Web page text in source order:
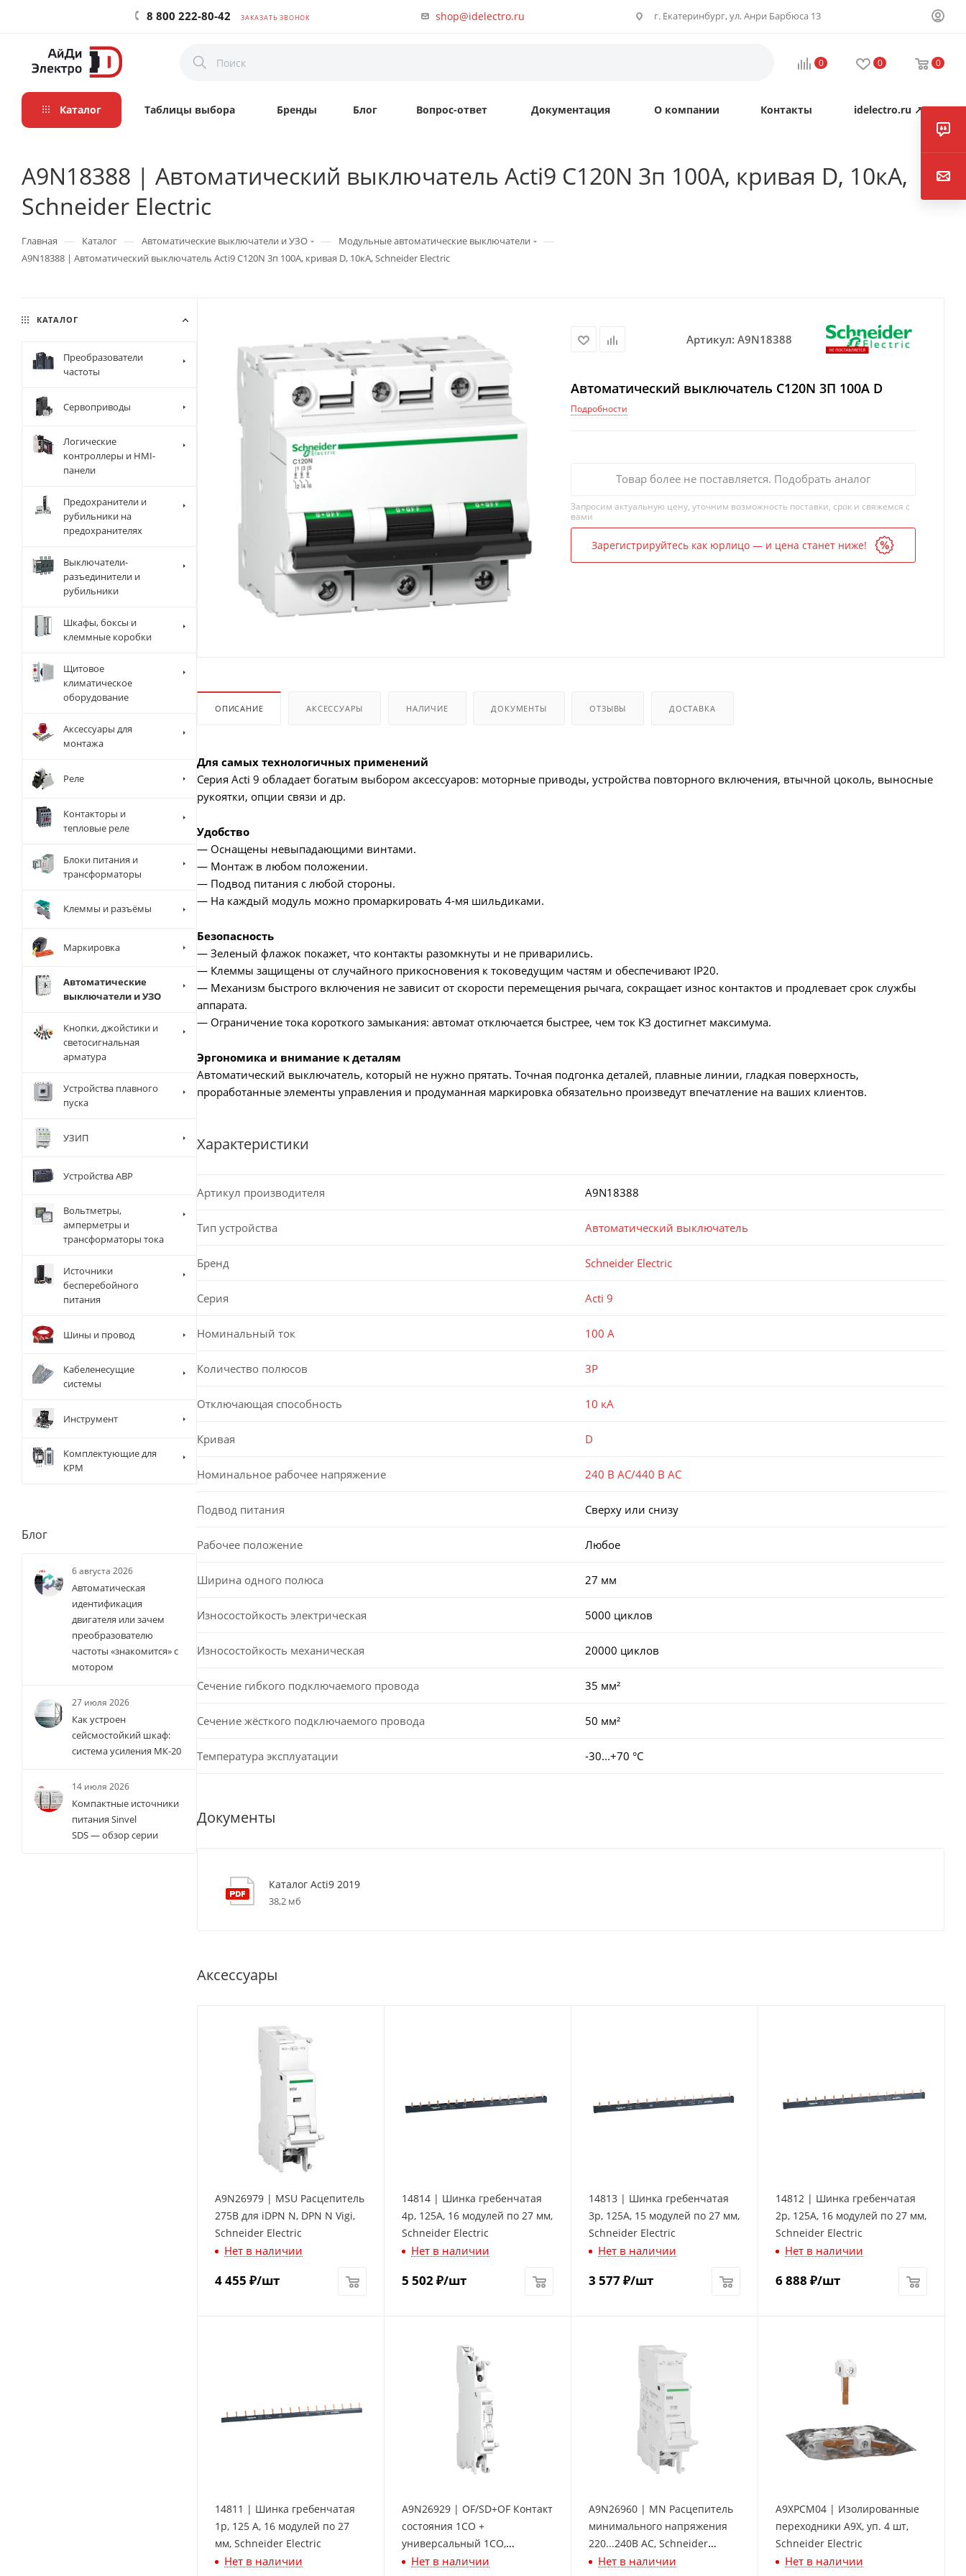
8 800 222-80-42 ЗАКАЗАТЬ ЗВОНОК shop@idelectro.ru г. Екатеринбург, ул. Анри Барбюса 13
0 0 0
Каталог Таблицы выбора Бренды Блог Вопрос-ответ Документация О компании Контакты idelectro.ru ↗
A9N18388 | Автоматический выключатель Acti9 C120N 3п 100А, кривая D, 10кА,
Schneider Electric
Главная — Каталог — Автоматические выключатели и УЗО — Модульные автоматические выключатели —
A9N18388 | Автоматический выключатель Acti9 C120N 3п 100А, кривая D, 10кА, Schneider Electric
Артикул: A9N18388
Автоматический выключатель C120N 3П 100A D
Подробности
Товар более не поставляется. Подобрать аналог
Запросим актуальную цену, уточним возможность поставки, срок и свяжемся с
вами
Зарегистрируйтесь как юрлицо — и цена станет ниже!
ОПИСАНИЕ АКСЕССУАРЫ НАЛИЧИЕ ДОКУМЕНТЫ ОТЗЫВЫ ДОСТАВКА
Для самых технологичных применений
Серия Acti 9 обладает богатым выбором аксессуаров: моторные приводы, устройства повторного включения, втычной цоколь, выносные
рукоятки, опции связи и др.
Удобство
— Оснащены невыпадающими винтами.
— Монтаж в любом положении.
— Подвод питания с любой стороны.
— На каждый модуль можно промаркировать 4-мя шильдиками.
Безопасность
— Зеленый флажок покажет, что контакты разомкнуты и не приварились.
— Клеммы защищены от случайного прикосновения к токоведущим частям и обеспечивают IP20.
— Механизм быстрого включения не зависит от скорости перемещения рычага, сокращает износ контактов и продлевает срок службы
аппарата.
— Ограничение тока короткого замыкания: автомат отключается быстрее, чем ток КЗ достигнет максимума.
Эргономика и внимание к деталям
Автоматический выключатель, который не нужно прятать. Точная подгонка деталей, плавные линии, гладкая поверхность,
проработанные элементы управления и продуманная маркировка обязательно произведут впечатление на ваших клиентов.
Характеристики
Артикул производителя A9N18388
Тип устройства Автоматический выключатель
Бренд Schneider Electric
Серия Acti 9
Номинальный ток 100 А
Количество полюсов 3P
Отключающая способность 10 кА
Кривая D
Номинальное рабочее напряжение 240 В AC/440 В AC
Подвод питания Сверху или снизу
Рабочее положение Любое
Ширина одного полюса 27 мм
Износостойкость электрическая 5000 циклов
Износостойкость механическая 20000 циклов
Сечение гибкого подключаемого провода 35 мм²
Сечение жёсткого подключаемого провода 50 мм²
Температура эксплуатации -30...+70 °С
Документы
Каталог Acti9 2019
38,2 мб
Аксессуары
A9N26979 | MSU Расцепитель
275В для iDPN N, DPN N Vigi,
Schneider Electric
Нет в наличии
4 455 ₽/шт
14814 | Шинка гребенчатая
4p, 125А, 16 модулей по 27 мм,
Schneider Electric
Нет в наличии
5 502₽/шт
14813 | Шинка гребенчатая
3p, 125А, 15 модулей по 27 мм,
Schneider Electric
Нет в наличии
3 577₽/шт
14812 | Шинка гребенчатая
2p, 125А, 16 модулей по 27 мм,
Schneider Electric
Нет в наличии
6 888 ₽/шт
14811 | Шинка гребенчатая
1p, 125 А, 16 модулей по 27
мм, Schneider Electric
Нет в наличии
A9N26929 | OF/SD+OF Контакт
состояния 1СО +
универсальный 1СО,
Schneider Electric
Нет в наличии
A9N26960 | MN Расцепитель
минимального напряжения
220...240В AC, Schneider
Electric
Нет в наличии
A9XPCM04 | Изолированные
переходники A9X, уп. 4 шт,
Schneider Electric
Нет в наличии
КАТАЛОГ
Преобразователи
частоты
Сервоприводы
Логические
контроллеры и HMI-
панели
Предохранители и
рубильники на
предохранителях
Выключатели-
разъединители и
рубильники
Шкафы, боксы и
клеммные коробки
Щитовое
климатическое
оборудование
Аксессуары для
монтажа
Реле
Контакторы и
тепловые реле
Блоки питания и
трансформаторы
Клеммы и разъёмы
Маркировка
Автоматические
выключатели и УЗО
Кнопки, джойстики и
светосигнальная
арматура
Устройства плавного
пуска
УЗИП
Устройства АВР
Вольтметры,
амперметры и
трансформаторы тока
Источники
бесперебойного
питания
Шины и провод
Кабеленесущие
системы
Инструмент
Комплектующие для
КРМ
Блог
6 августа 2026
Автоматическая
идентификация
двигателя или зачем
преобразователю
частоты «знакомится» с
мотором
27 июля 2026
Как устроен
сейсмостойкий шкаф:
система усиления МК-20
14 июля 2026
Компактные источники
питания Sinvel
SDS — обзор серии